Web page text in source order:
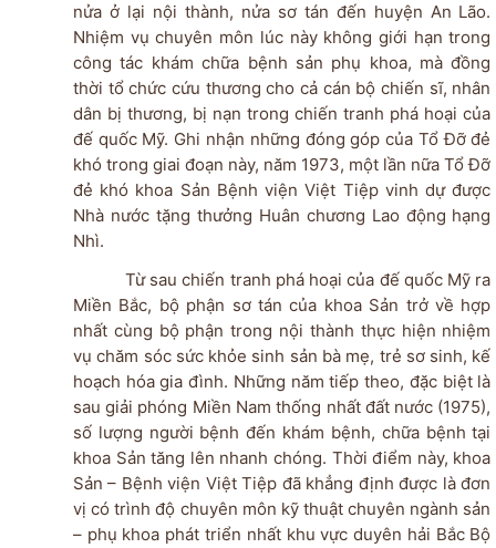
nửa ở lại nội thành, nửa sơ tán đến huyện An Lão.
Nhiệm vụ chuyên môn lúc này không giới hạn trong
công tác khám chữa bệnh sản phụ khoa, mà đồng
thời tổ chức cứu thương cho cả cán bộ chiến sĩ, nhân
dân bị thương, bị nạn trong chiến tranh phá hoại của
đế quốc Mỹ. Ghi nhận những đóng góp của Tổ Đỡ đẻ
khó trong giai đoạn này, năm 1973, một lần nữa Tổ Đỡ
đẻ khó khoa Sản Bệnh viện Việt Tiệp vinh dự được
Nhà nước tặng thưởng Huân chương Lao động hạng
Nhì.
Từ sau chiến tranh phá hoại của đế quốc Mỹ ra
Miền Bắc, bộ phận sơ tán của khoa Sản trở về hợp
nhất cùng bộ phận trong nội thành thực hiện nhiệm
vụ chăm sóc sức khỏe sinh sản bà mẹ, trẻ sơ sinh, kế
hoạch hóa gia đình. Những năm tiếp theo, đặc biệt là
sau giải phóng Miền Nam thống nhất đất nước (1975),
số lượng người bệnh đến khám bệnh, chữa bệnh tại
khoa Sản tăng lên nhanh chóng. Thời điểm này, khoa
Sản – Bệnh viện Việt Tiệp đã khẳng định được là đơn
vị có trình độ chuyên môn kỹ thuật chuyên ngành sản
– phụ khoa phát triển nhất khu vực duyên hải Bắc Bộ